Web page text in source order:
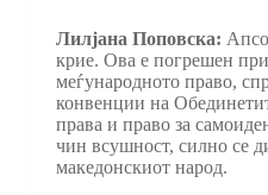
Лилјана Поповска:
крие. Ова е погрешен
меѓународното право,
конвенции на
права и право за
чин всушност, силно се
македонскиот народ.